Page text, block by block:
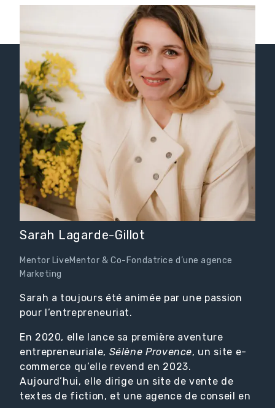
Sarah Lagarde-Gillot
Mentor LiveMentor & Co-Fondatrice d’une agence
Marketing
Sarah a toujours été animée par une passion
pour l’entrepreneuriat.
En 2020, elle lance sa première aventure
entrepreneuriale, Sélène Provence, un site e-
commerce qu’elle revend en 2023.
Aujourd’hui, elle dirige un site de vente de
textes de fiction, et une agence de conseil en